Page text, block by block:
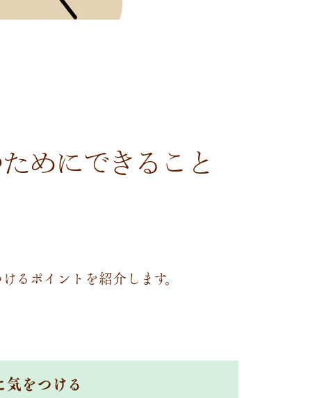
めにできること
ポイントを紹介します。
をつける